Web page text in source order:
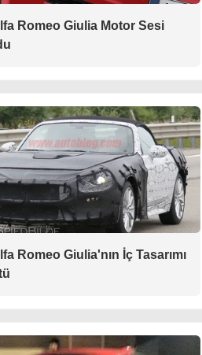
Romeo Giulia Motor Sesi
Romeo Giulia'nın İç Tasarımı